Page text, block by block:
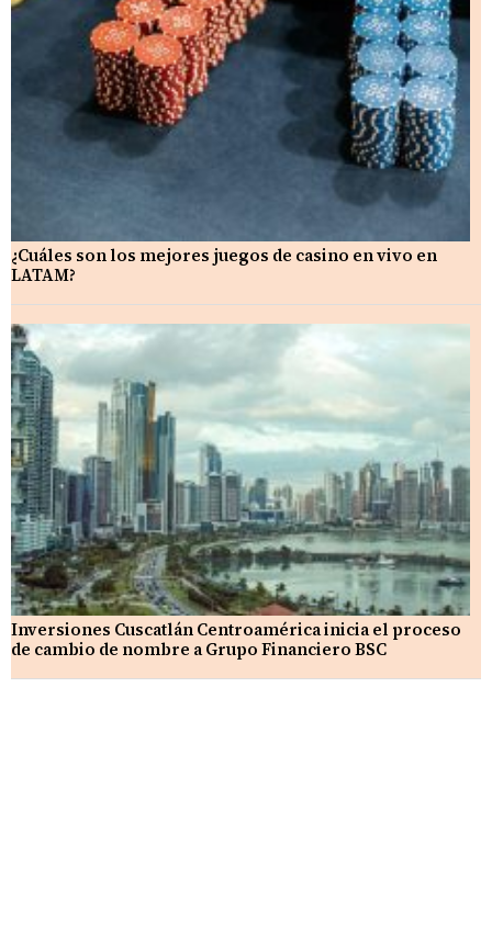
¿Cuáles son los mejores juegos de casino en vivo en
LATAM?
Inversiones Cuscatlán Centroamérica inicia el proceso
de cambio de nombre a Grupo Financiero BSC